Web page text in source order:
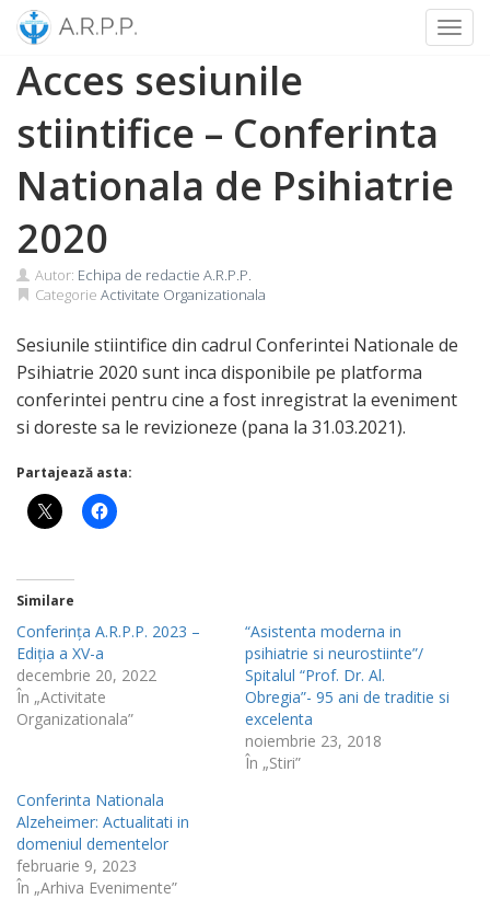
SkipAcces sesiunile
stiintifice – Conferinta
Nationala de Psihiatrie
2020
Autor: Echipa de redactie A.R.P.P.
Categorie Activitate Organizationala
Sesiunile stiintifice din cadrul Conferintei Nationale de
Psihiatrie 2020 sunt inca disponibile pe platforma
conferintei pentru cine a fost inregistrat la eveniment
si doreste sa le revizioneze (pana la 31.03.2021).
Partajează asta:
Similare
Conferința A.R.P.P. 2023 –
Ediția a XV-a
decembrie 20, 2022
În „Activitate
Organizationala”
“Asistenta moderna in
psihiatrie si neurostiinte”/
Spitalul “Prof. Dr. Al.
Obregia”- 95 ani de traditie si
excelenta
noiembrie 23, 2018
În „Stiri”
Conferinta Nationala
Alzeheimer: Actualitati in
domeniul dementelor
februarie 9, 2023
În „Arhiva Evenimente”